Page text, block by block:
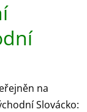
na
Slovácko: